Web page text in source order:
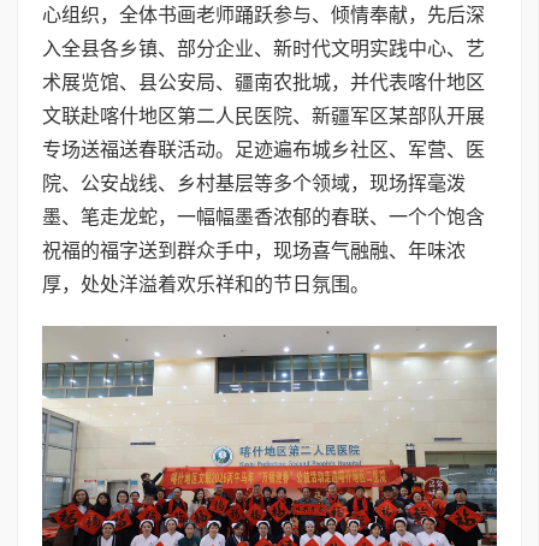
心组织，全体书画老师踊跃参与、倾情奉献，先后深
入全县各乡镇、部分企业、新时代文明实践中心、艺
术展览馆、县公安局、疆南农批城，并代表喀什地区
文联赴喀什地区第二人民医院、新疆军区某部队开展
专场送福送春联活动。足迹遍布城乡社区、军营、医
院、公安战线、乡村基层等多个领域，现场挥毫泼
墨、笔走龙蛇，一幅幅墨香浓郁的春联、一个个饱含
祝福的福字送到群众手中，现场喜气融融、年味浓
厚，处处洋溢着欢乐祥和的节日氛围。